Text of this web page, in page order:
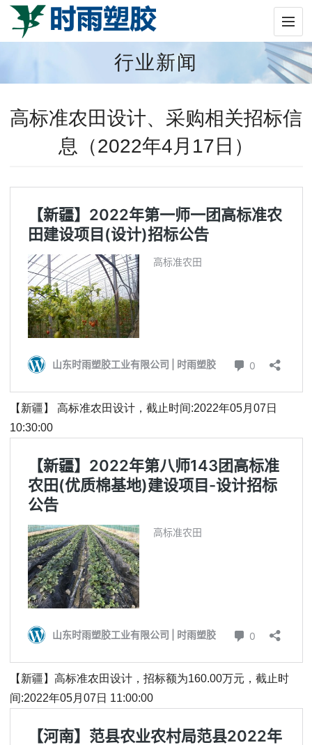
行业新闻
高标准农田设计、采购相关招标信
息（2022年4月17日）
【新疆】 高标准农田设计，截止时间:2022年05月07日
10:30:00
【新疆】高标准农田设计，招标额为160.00万元，截止时
间:2022年05月07日 11:00:00